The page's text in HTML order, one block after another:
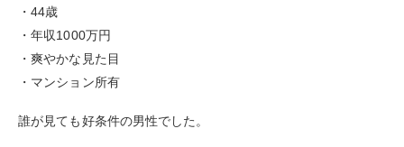
・44歳
・年収1000万円
・爽やかな見た目
・マンション所有
誰が見ても好条件の男性でした。